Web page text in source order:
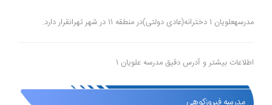
مدرسهعلویان 1 دخترانه(عادی دولتی)در منطقه 11 در شهر تهرانقرار دارد.
اطلاعات بیشتر و آدرس دقیق مدرسه علویان 1
مدرسه فیروزکوهی